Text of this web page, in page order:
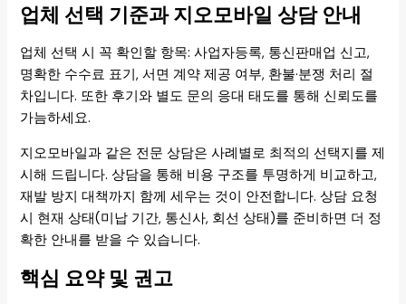
업체 선택 기준과 지오모바일 상담 안내
업체 선택 시 꼭 확인할 항목: 사업자등록, 통신판매업 신고,
명확한 수수료 표기, 서면 계약 제공 여부, 환불·분쟁 처리 절
차입니다. 또한 후기와 별도 문의 응대 태도를 통해 신뢰도를
가늠하세요.
지오모바일과 같은 전문 상담은 사례별로 최적의 선택지를 제
시해 드립니다. 상담을 통해 비용 구조를 투명하게 비교하고,
재발 방지 대책까지 함께 세우는 것이 안전합니다. 상담 요청
시 현재 상태(미납 기간, 통신사, 회선 상태)를 준비하면 더 정
확한 안내를 받을 수 있습니다.
핵심 요약 및 권고